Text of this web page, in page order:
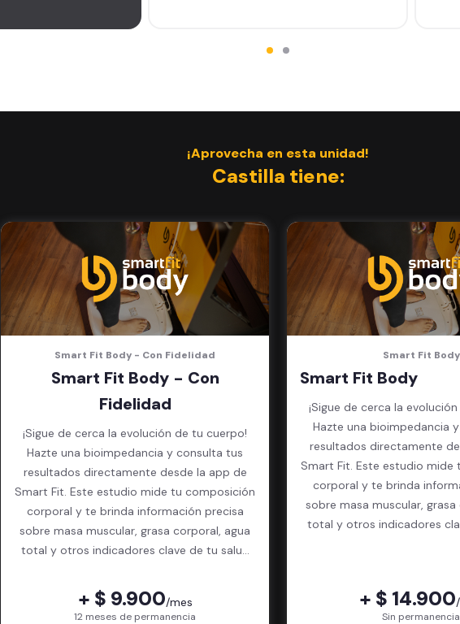
¡Aprovecha en esta unidad!
Castilla tiene:
Smart Fit Body - Con Fidelidad
Smart Fit Body - Con
Fidelidad
¡Sigue de cerca la evolución de tu cuerpo!
Hazte una bioimpedancia y consulta tus
resultados directamente desde la app de
Smart Fit. Este estudio mide tu composición
corporal y te brinda información precisa
sobre masa muscular, grasa corporal, agua
total y otros indicadores clave de tu salud
+ $ 9.900/mes
12 meses de permanencia
Smart Fit Body
Smart Fit Body
¡Sigue de cerca la
Hazte una bioimpedancia
resultados directamente
Smart Fit. Este estudio mide
corporal y te brinda
sobre masa muscular,
total y otros indicadores
+ $ 14.900
Sin permanencia